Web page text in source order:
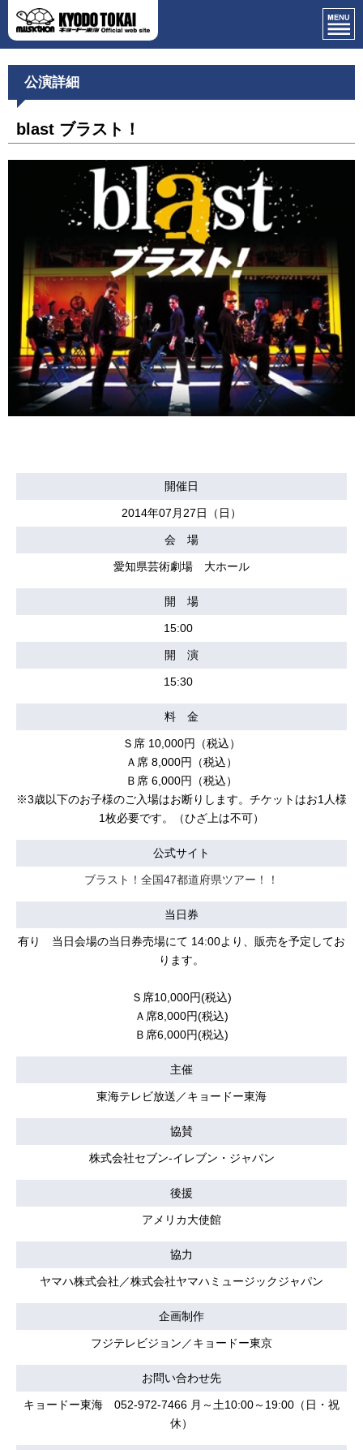
公演詳細
blast ブラスト！
開催日
2014年07月27日（日）
会 場
愛知県芸術劇場 大ホール
開 場
15:00
開 演
15:30
料 金
Ｓ席 10,000円（税込）
Ａ席 8,000円（税込）
Ｂ席 6,000円（税込）
※3歳以下のお子様のご入場はお断りします。チケットはお1人様
1枚必要です。（ひざ上は不可）
公式サイト
ブラスト！全国47都道府県ツアー！！
当日券
有り 当日会場の当日券売場にて 14:00より、販売を予定してお
ります。
Ｓ席10,000円(税込)
Ａ席8,000円(税込)
Ｂ席6,000円(税込)
主催
東海テレビ放送／キョードー東海
協賛
株式会社セブン-イレブン・ジャパン
後援
アメリカ大使館
協力
ヤマハ株式会社／株式会社ヤマハミュージックジャパン
企画制作
フジテレビジョン／キョードー東京
お問い合わせ先
キョードー東海 052-972-7466 月～土10:00～19:00（日・祝
休）